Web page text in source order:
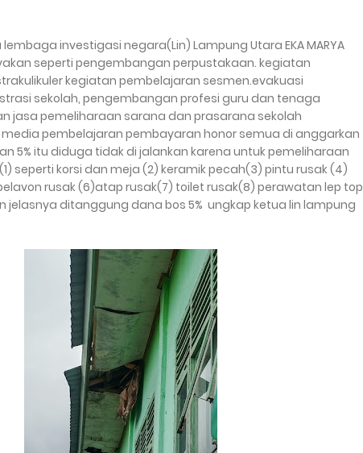
investigasi negara(Lin) Lampung Utara EKA MARYA
seperti pengembangan perpustakaan. kegiatan
kegiatan pembelajaran sesmen.evakuasi
sekolah, pengembangan profesi guru dan tenaga
jasa pemeliharaan sarana dan prasarana sekolah
pembelajaran pembayaran honor semua di anggarkan
5% itu diduga tidak di jalankan karena untuk pemeliharaan
seperti korsi dan meja (2) keramik pecah(3) pintu rusak (4)
rusak (6)atap rusak(7) toilet rusak(8) perawatan lep top
jelasnya ditanggung dana bos 5% ungkap ketua lin lampung